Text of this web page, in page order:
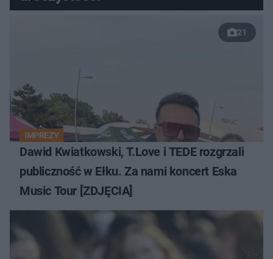
21
IMPREZY
Dawid Kwiatkowski, T.Love i TEDE rozgrzali
publiczność w Ełku. Za nami koncert Eska
Music Tour [ZDJĘCIA]